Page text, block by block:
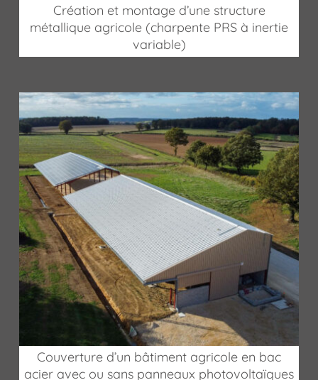
Création et montage d’une structure
métallique agricole (charpente PRS à inertie
variable)
Couverture d’un bâtiment agricole en bac
acier avec ou sans panneaux photovoltaïques